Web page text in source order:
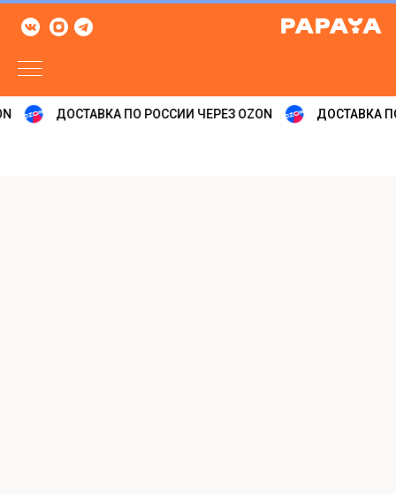
ДОСТАВКА ПО РОССИИ ЧЕРЕЗ OZON ДОСТАВКА